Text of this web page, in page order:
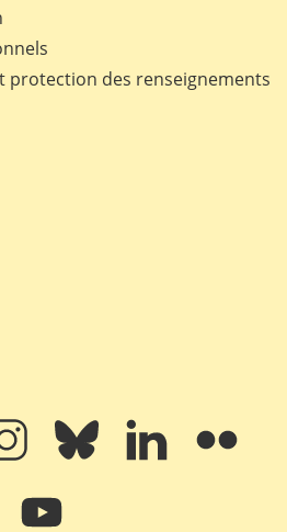
protection des renseignements